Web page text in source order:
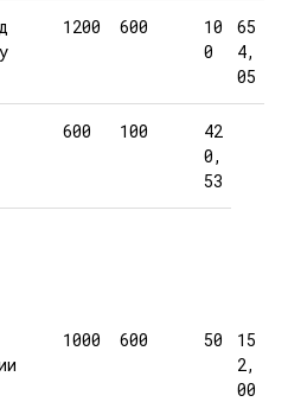
1200 600
10
0
65
4,
05
600 100
42
0,
53
1000 600 50
15
2,
00